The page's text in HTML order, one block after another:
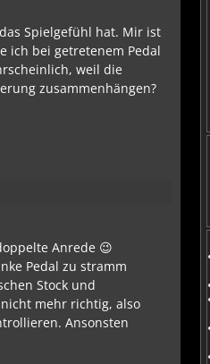
Spielgefühl hat. Mir ist
ich bei getretenem Pedal
weil die
zusammenhängen?
Anrede 😉
Pedal zu stramm
Stock und
mehr richtig, also
Ansonsten